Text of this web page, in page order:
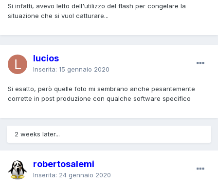
Si infatti, avevo letto dell'utilizzo del flash per congelare la
situazione che si vuol catturare...
lucios
Inserita: 15 gennaio 2020
Si esatto, però quelle foto mi sembrano anche pesantemente
corrette in post produzione con qualche software specifico
2 weeks later...
robertosalemi
Inserita: 24 gennaio 2020